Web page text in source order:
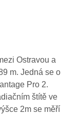
Ostravou a
m. Jedná se o
Pro 2.
štítě ve
2m se měří